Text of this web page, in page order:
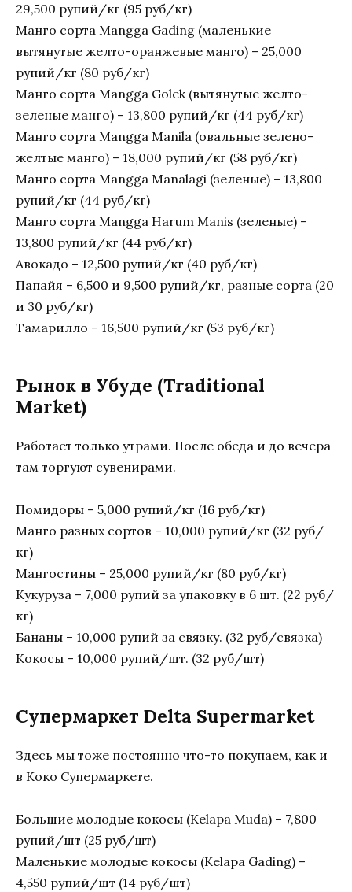
29,500 рупий/кг (95 руб/кг)
Манго сорта Mangga Gading (маленькие
вытянутые желто-оранжевые манго) – 25,000
рупий/кг (80 руб/кг)
Манго сорта Mangga Golek (вытянутые желто-
зеленые манго) – 13,800 рупий/кг (44 руб/кг)
Манго сорта Mangga Manila (овальные зелено-
желтые манго) – 18,000 рупий/кг (58 руб/кг)
Манго сорта Mangga Manalagi (зеленые) – 13,800
рупий/кг (44 руб/кг)
Манго сорта Mangga Harum Manis (зеленые) –
13,800 рупий/кг (44 руб/кг)
Авокадо – 12,500 рупий/кг (40 руб/кг)
Папайя – 6,500 и 9,500 рупий/кг, разные сорта (20
и 30 руб/кг)
Тамарилло – 16,500 рупий/кг (53 руб/кг)
Рынок в Убуде (Traditional
Market)
Работает только утрами. После обеда и до вечера
там торгуют сувенирами.
Помидоры – 5,000 рупий/кг (16 руб/кг)
Манго разных сортов – 10,000 рупий/кг (32 руб/
кг)
Мангостины – 25,000 рупий/кг (80 руб/кг)
Кукуруза – 7,000 рупий за упаковку в 6 шт. (22 руб/
кг)
Бананы – 10,000 рупий за связку. (32 руб/связка)
Кокосы – 10,000 рупий/шт. (32 руб/шт)
Супермаркет Delta Supermarket
Здесь мы тоже постоянно что-то покупаем, как и
в Коко Супермаркете.
Большие молодые кокосы (Kelapa Muda) – 7,800
рупий/шт (25 руб/шт)
Маленькие молодые кокосы (Kelapa Gading) –
4,550 рупий/шт (14 руб/шт)